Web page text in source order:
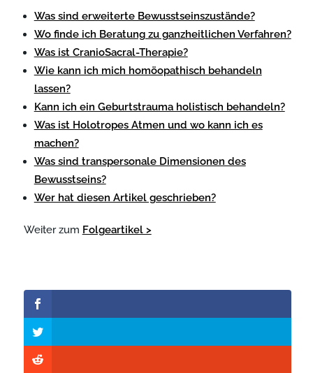
Was sind erweiterte Bewusstseinszustände?
Wo finde ich Beratung zu ganzheitlichen Verfahren?
Was ist CranioSacral-Therapie?
Wie kann ich mich homöopathisch behandeln
lassen?
Kann ich ein Geburtstrauma holistisch behandeln?
Was ist Holotropes Atmen und wo kann ich es
machen?
Was sind transpersonale Dimensionen des
Bewusstseins?
Wer hat diesen Artikel geschrieben?
Weiter zum Folgeartikel >